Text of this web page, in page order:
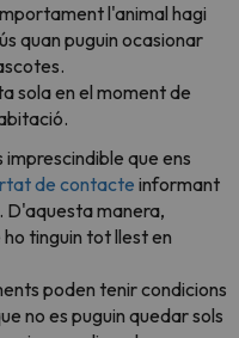
l'animal hagi
quan puguin ocasionar
sola en el moment de
que ens
de contacteinformant
D'aquesta manera,
tinguin tot llest en
poden tenir condicions
no es puguin quedar sols